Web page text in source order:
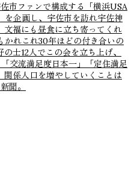
市ファンで構成する「横浜USA
を企画し、宇佐市を訪れ宇佐神
福にも昼食に立ち寄ってくれ
かれこれ30年ほどの付き合いの
士12人でこの会を立ち上げ、
交流満足度日本一」「定住満足
係人口を増やしていくことは
聞。